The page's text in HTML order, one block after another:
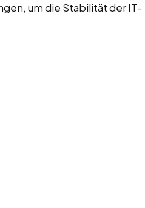
um die Stabilität der IT-